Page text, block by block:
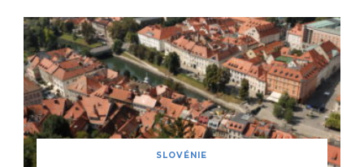
SLOVÉNIE